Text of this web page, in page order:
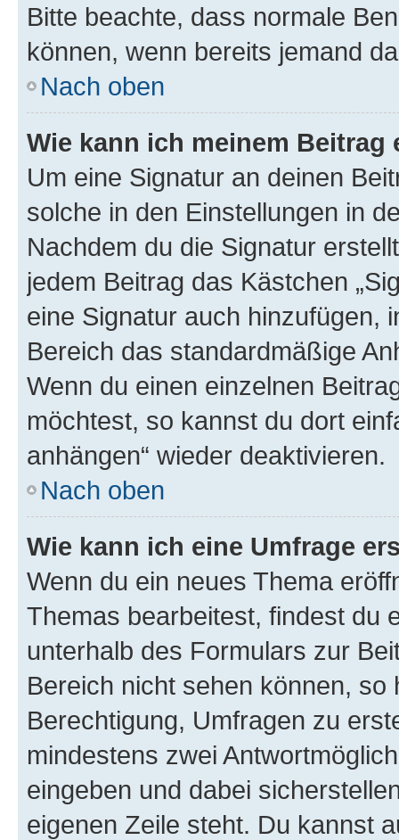
Bitte beachte, dass normale
können, wenn bereits jemand
Nach oben
Wie kann ich meinem
Um eine Signatur an deinen
solche in den Einstellungen in
Nachdem du die Signatur
jedem Beitrag das Kästchen
eine Signatur auch hinzufügen,
Bereich das standardmäßige
Wenn du einen einzelnen
möchtest, so kannst du dort
anhängen“ wieder deaktivieren.
Nach oben
Wie kann ich eine Umfrage
Wenn du ein neues Thema
Themas bearbeitest, findest du
unterhalb des Formulars zur
Bereich nicht sehen können,
Berechtigung, Umfragen zu
mindestens zwei
eingeben und dabei
eigenen Zeile steht. Du kannst